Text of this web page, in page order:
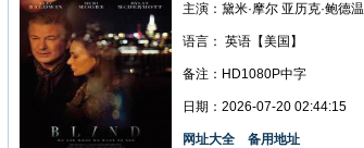
主演：黛米·摩尔 亚历克·鲍德温
语言： 英语【美国】
备注：HD1080P中字
日期：2026-07-20 02:44:15
网址大全 备用地址